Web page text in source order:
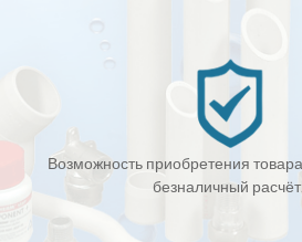
Возможность приобретения
безналичный расчёт.